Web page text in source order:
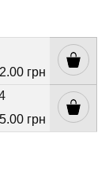
грн
грн